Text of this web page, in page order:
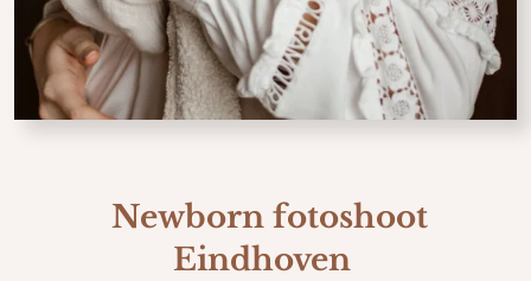
Newborn fotoshoot
Eindhoven